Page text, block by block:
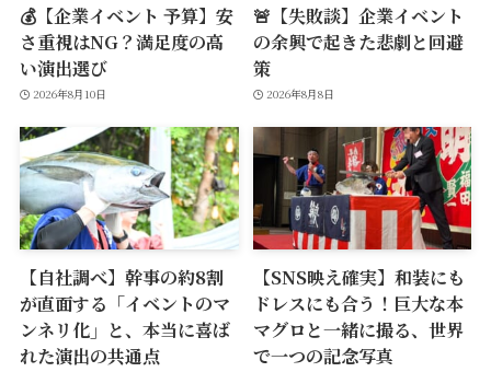
💰【企業イベント 予算】安
さ重視はNG？満足度の高
い演出選び
2026年8月10日
🚨【失敗談】企業イベント
の余興で起きた悲劇と回避
策
2026年8月8日
【自社調べ】幹事の約8割
が直面する「イベントのマ
ンネリ化」と、本当に喜ば
れた演出の共通点
【SNS映え確実】和装にも
ドレスにも合う！巨大な本
マグロと一緒に撮る、世界
で一つの記念写真